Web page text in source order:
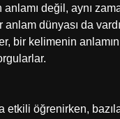
değil, aynı
dünyası da
bir kelimenin
etkili öğrenirken,